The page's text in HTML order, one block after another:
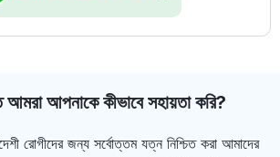
আপনাকে কীভাবে সহায়তা করি?
রোগীদের জন্য সর্বোত্তম যত্ন নিশ্চিত করা আমাদের